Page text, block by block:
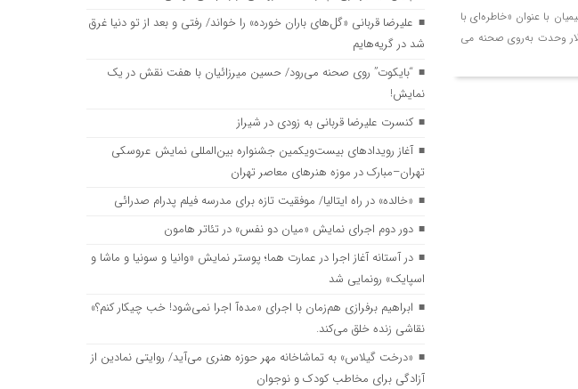
ایتالیا/ موفقیت تازه برای مدرسه فیلم پدرام صدرائی
نمایش «میان دو نفس» در تئاتر هامون
اجرا در عمارت هما؛ پوستر نمایش «وانیا و سونیا و ماشا و اسپایک» رونمایی شد
هم‌زمان با اجرای «مده‌آ اجرا نمی‌شود! خب چیکار کنم؟» نقاشی زنده خلق می‌کند.
به تماشاخانه مهر حوزه هنری می‌آید/ روایتی نمادین از آزادگی برای مخاطب کودک و نوجوان
پروانه» روی صحنه می‌رود/ یک اجرای دیجیتال
با عنوان «خاطره‌ای با
وحدت به‌روی صحنه می
علیرضا قربانی «گل‌های باران خورده» را خواند/ رفتی و بعد از تو دنیا غرق
شد در گریه‌هایم
“بایکوت” روی صحنه می‌رود/ حسین میرزائیان با هفت نقش در یک
نمایش!
کنسرت علیرضا قربانی به زودی در شیراز
آغاز رویدادهای بیست‌ویکمین جشنواره بین‌المللی نمایش عروسکی
تهران–مبارک در موزه هنرهای معاصر تهران
«خالده» در راه ایتالیا/ موفقیت تازه برای مدرسه فیلم پدرام صدرائی
دور دوم اجرای نمایش «میان دو نفس» در تئاتر هامون
در آستانه آغاز اجرا در عمارت هما؛ پوستر نمایش «وانیا و سونیا و ماشا و
اسپایک» رونمایی شد
ابراهیم برفرازی هم‌زمان با اجرای «مده‌آ اجرا نمی‌شود! خب چیکار کنم؟»
نقاشی زنده خلق می‌کند.
«درخت گیلاس» به تماشاخانه مهر حوزه هنری می‌آید/ روایتی نمادین از
آزادگی برای مخاطب کودک و نوجوان